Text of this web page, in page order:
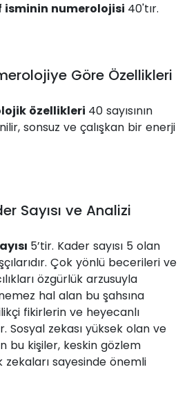
isminin numerolojisi 40'tır.
Göre Özellikleri
özellikleri 40 sayısının
sonsuz ve çalışkan bir enerji
Sayısı ve Analizi
5’tir. Kader sayısı 5 olan
Çok yönlü becerileri ve
özgürlük arzusuyla
hal alan bu şahsına
fikirlerin ve heyecanlı
Sosyal zekası yüksek olan ve
bu kişiler, keskin gözlem
sayesinde önemli